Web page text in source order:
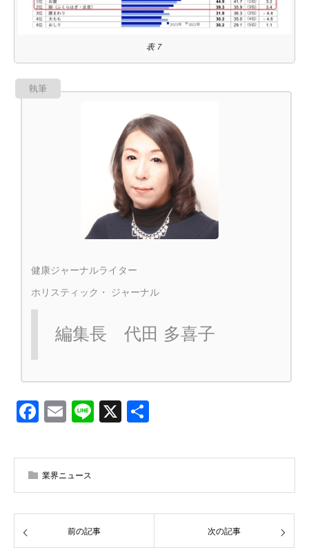
表７
執筆
健康ジャーナルライター
ホリスティック・ ジャーナル
編集長 代田 多喜子
Facebook
EmailLine
X
業界ニュース
前の記事 次の記事